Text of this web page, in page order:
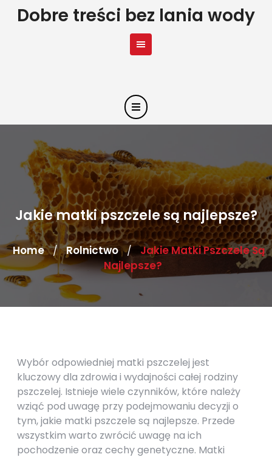
SkipDobre treści bez lania wody
Jakie matki pszczele są najlepsze?
Home / Rolnictwo / Jakie Matki Pszczele Są
Najlepsze?
Wybór odpowiedniej matki pszczelej jest
kluczowy dla zdrowia i wydajności całej rodziny
pszczelej. Istnieje wiele czynników, które należy
wziąć pod uwagę przy podejmowaniu decyzji o
tym, jakie matki pszczele są najlepsze. Przede
wszystkim warto zwrócić uwagę na ich
pochodzenie oraz cechy genetyczne. Matki